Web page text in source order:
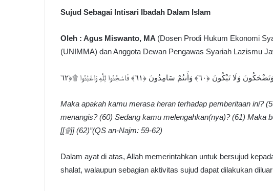
Sujud Sebagai Intisari Ibadah Dalam Islam
Oleh : Agus Miswanto, MA (Dosen Prodi Hukum Ekonomi
(UNIMMA) dan Anggota Dewan Pengawas Syariah Lazismu
Maka apakah kamu merasa heran terhadap pemberitaan ini?
menangis? (60) Sedang kamu melengahkan(nya)? (61) Maka
[[۩]] (62)”(QS an-Najm: 59-62)
Dalam ayat di atas, Allah memerintahkan untuk bersujud
shalat, walaupun sebagian aktivitas sujud dapat dilakukan